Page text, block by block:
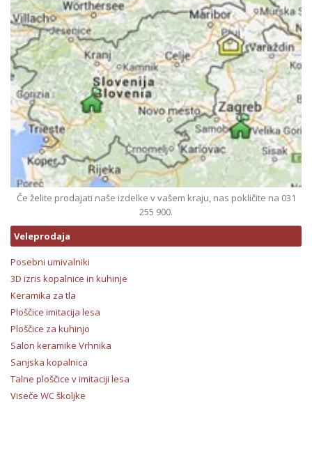
Če želite prodajati naše izdelke v vašem kraju, nas pokličite na 031
255 900.
Veleprodaja
Posebni umivalniki
3D izris kopalnice in kuhinje
Keramika za tla
Ploščice imitacija lesa
Ploščice za kuhinjo
Salon keramike Vrhnika
Sanjska kopalnica
Talne ploščice v imitaciji lesa
Viseče WC školjke